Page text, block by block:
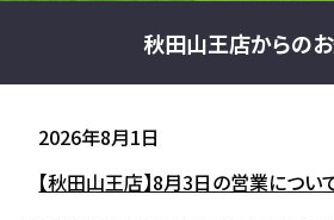
秋田山王店からの
2026年8月1日
【秋田山王店】8月3日の営業につい